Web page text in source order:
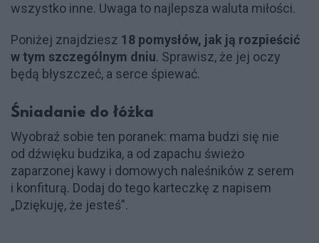
wszystko inne. Uwaga to najlepsza waluta miłości.
Poniżej znajdziesz 18 pomysłów, jak ją rozpieścić
w tym szczególnym dniu. Sprawisz, że jej oczy
będą błyszczeć, a serce śpiewać.
Śniadanie do łóżka
Wyobraź sobie ten poranek: mama budzi się nie
od dźwięku budzika, a od zapachu świeżo
zaparzonej kawy i domowych naleśników z serem
i konfiturą. Dodaj do tego karteczkę z napisem
„Dziękuję, że jesteś”.